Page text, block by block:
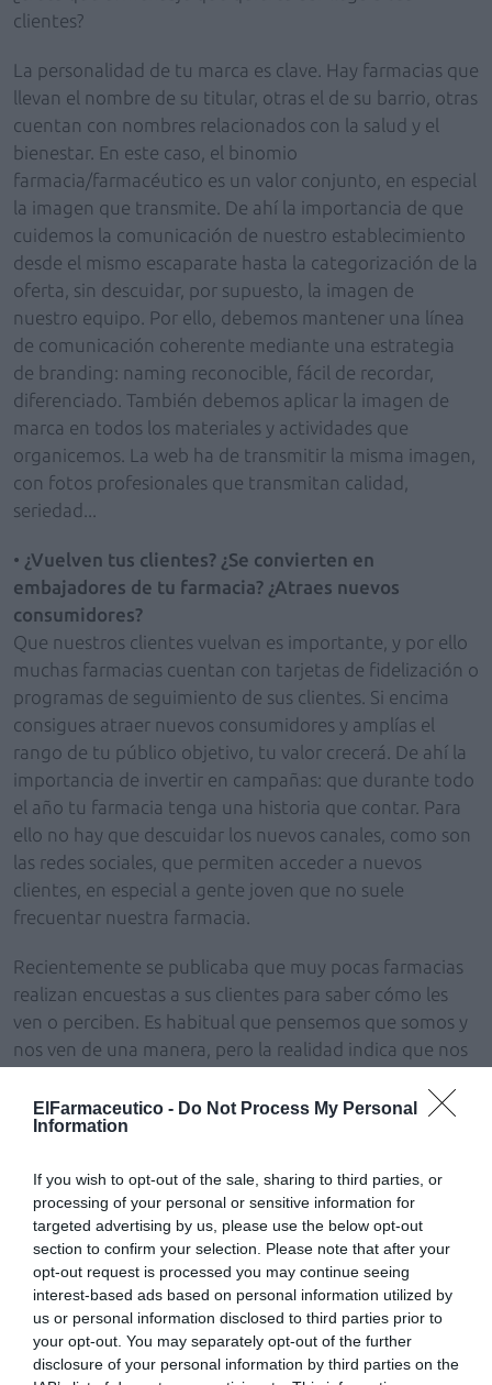
ElFarmaceutico - Do Not Process My Personal
Information
If you wish to opt-out of the sale, sharing to third parties, or
processing of your personal or sensitive information for
targeted advertising by us, please use the below opt-out
section to confirm your selection. Please note that after your
opt-out request is processed you may continue seeing
interest-based ads based on personal information utilized by
us or personal information disclosed to third parties prior to
your opt-out. You may separately opt-out of the further
disclosure of your personal information by third parties on the
clientes?
La personalidad de tu marca es clave. Hay farmacias que
llevan el nombre de su titular, otras el de su barrio, otras
cuentan con nombres relacionados con la salud y el
bienestar. En este caso, el binomio
farmacia/farmacéutico es un valor conjunto, en especial
la imagen que transmite. De ahí la importancia de que
cuidemos la comunicación de nuestro establecimiento
desde el mismo escaparate hasta la categorización de la
oferta, sin descuidar, por supuesto, la imagen de
nuestro equipo. Por ello, debemos mantener una línea
de comunicación coherente mediante una estrategia
de branding: naming reconocible, fácil de recordar,
diferenciado. También debemos aplicar la imagen de
marca en todos los materiales y actividades que
organicemos. La web ha de transmitir la misma imagen,
con fotos profesionales que transmitan calidad,
seriedad...
• ¿Vuelven tus clientes? ¿Se convierten en
embajadores de tu farmacia? ¿Atraes nuevos
consumidores?
Que nuestros clientes vuelvan es importante, y por ello
muchas farmacias cuentan con tarjetas de fidelización o
programas de seguimiento de sus clientes. Si encima
consigues atraer nuevos consumidores y amplías el
rango de tu público objetivo, tu valor crecerá. De ahí la
importancia de invertir en campañas: que durante todo
el año tu farmacia tenga una historia que contar. Para
ello no hay que descuidar los nuevos canales, como son
las redes sociales, que permiten acceder a nuevos
clientes, en especial a gente joven que no suele
frecuentar nuestra farmacia.
Recientemente se publicaba que muy pocas farmacias
realizan encuestas a sus clientes para saber cómo les
ven o perciben. Es habitual que pensemos que somos y
nos ven de una manera, pero la realidad indica que nos
consumidor a la salida de la farmacia, y es sorprendente
ver en lo que se ha fijado el consumidor. Las
coherente, desde el escaparate hasta la sala de ventas.
Xavier Fisselier, experto en la imagen de marca, siempre
nos habla de la importancia de trabajar el escaparate.
Como él dice, «el escaparate no es lo mismo que la
fachada, el escaparate se puede cambiar a menudo, la
fachada no». El escaparate debe crear una interacción
con el cliente antes de que entre en la farmacia, por lo